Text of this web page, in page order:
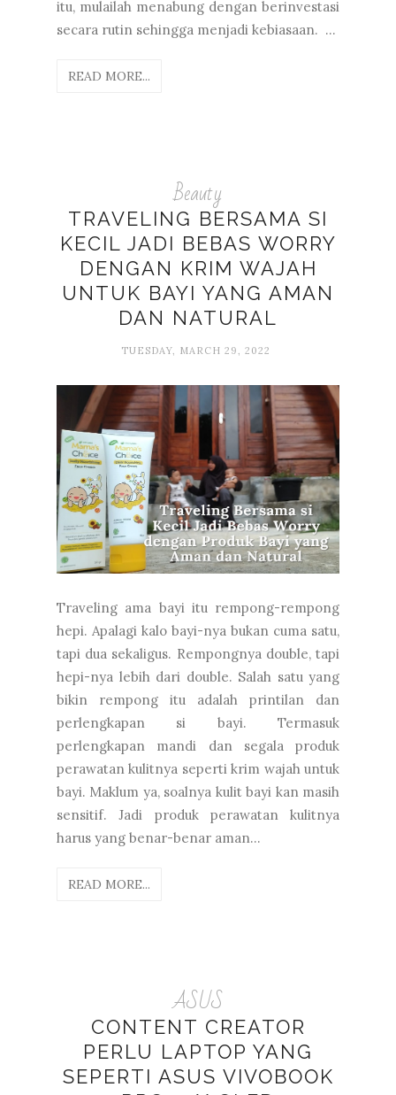
itu, mulailah menabung dengan berinvestasi
secara rutin sehingga menjadi kebiasaan. ...
READ MORE...
Beauty
TRAVELING BERSAMA SI
KECIL JADI BEBAS WORRY
DENGAN KRIM WAJAH
UNTUK BAYI YANG AMAN
DAN NATURAL
TUESDAY, MARCH 29, 2022
Traveling ama bayi itu rempong-rempong
hepi. Apalagi kalo bayi-nya bukan cuma satu,
tapi dua sekaligus. Rempongnya double, tapi
hepi-nya lebih dari double. Salah satu yang
bikin rempong itu adalah printilan dan
perlengkapan si bayi. Termasuk
perlengkapan mandi dan segala produk
perawatan kulitnya seperti krim wajah untuk
bayi. Maklum ya, soalnya kulit bayi kan masih
sensitif. Jadi produk perawatan kulitnya
harus yang benar-benar aman...
READ MORE...
ASUS
CONTENT CREATOR
PERLU LAPTOP YANG
SEPERTI ASUS VIVOBOOK